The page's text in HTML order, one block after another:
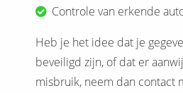
Controle van erkende
Heb je het idee dat je
beveiligd zijn, of dat er
misbruik, neem dan contact